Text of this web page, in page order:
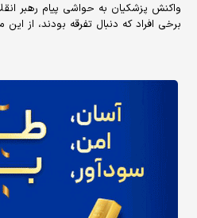
واکنش پزشکیان به حواشی پیام رهبر
برخی افراد که دنبال تفرقه بودند، از